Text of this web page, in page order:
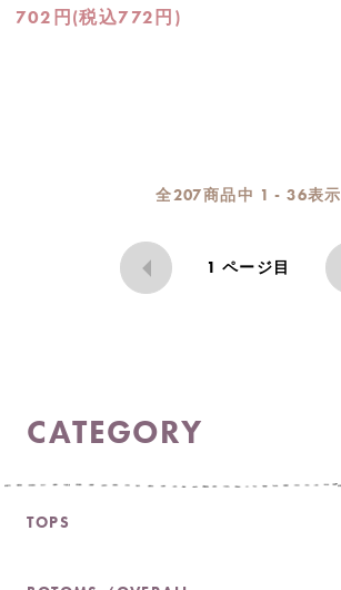
702円(税込772円)
全207商品中 1 - 36表示
1ページ目
CATEGORY
TOPS